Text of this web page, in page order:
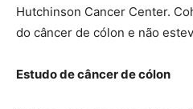
Hutchinson Cancer Center.
do câncer de cólon e não
Estudo de câncer de cólon